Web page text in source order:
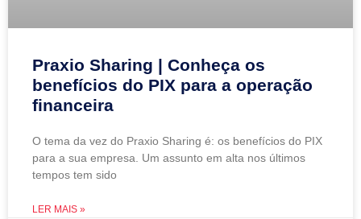
Praxio Sharing | Conheça os
benefícios do PIX para a operação
financeira
O tema da vez do Praxio Sharing é: os benefícios do PIX
para a sua empresa. Um assunto em alta nos últimos
tempos tem sido
LER MAIS »